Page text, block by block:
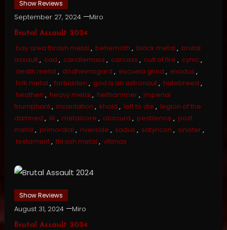
Show Reviews
September 27, 2024 Miro
Brutal Assault 2024
bay area thrash metal , behemoth , black metal , brutal
assault, cad , candlemass , carcass , cult of fire , cynic,
death metal , dödheimsgard , escuela grind , exodus ,
folk metal , forbidden , god is an astronaut, hatebreed ,
heathen , heavy metal , hellhammer, imperial
triumphant, incantation , khold , left to die , legion of the
damned , lik , metalcore , obscura , pestilence , post
metal , primordial , riverside , sadus , satyricon , sinister,
testament, thrash metal , vltimas
Show Reviews
August 31, 2024 Miro
Brutal Assault 2024